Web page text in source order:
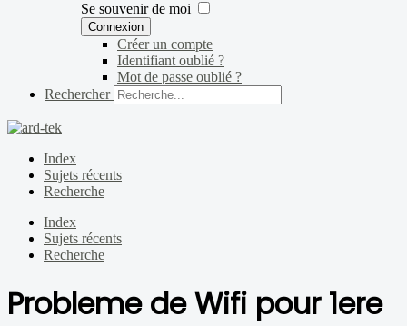
Se souvenir de moi
Connexion
Créer un compte
Identifiant oublié ?
Mot de passe oublié ?
Rechercher
Index
Sujets récents
Recherche
Index
Sujets récents
Recherche
Probleme de Wifi pour 1ere